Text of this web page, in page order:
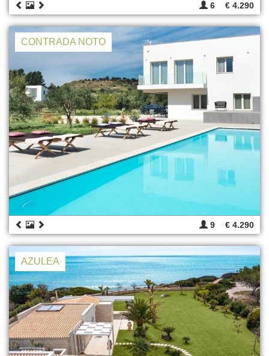
6 € 4.290
CONTRADA NOTO
9 € 4.290
AZULEA